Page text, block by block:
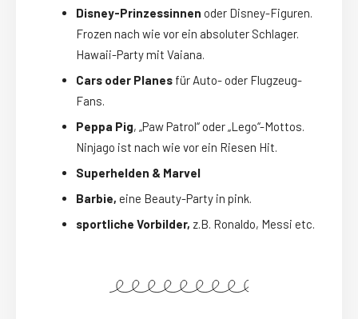
Disney-Prinzessinnen oder Disney-Figuren.
Frozen nach wie vor ein absoluter Schlager.
Hawaii-Party mit Vaiana.
Cars oder Planes für Auto- oder Flugzeug-
Fans.
Peppa Pig, „Paw Patrol“ oder „Lego“-Mottos.
Ninjago ist nach wie vor ein Riesen Hit.
Superhelden & Marvel
Barbie, eine Beauty-Party in pink.
sportliche Vorbilder, z.B. Ronaldo, Messi etc.